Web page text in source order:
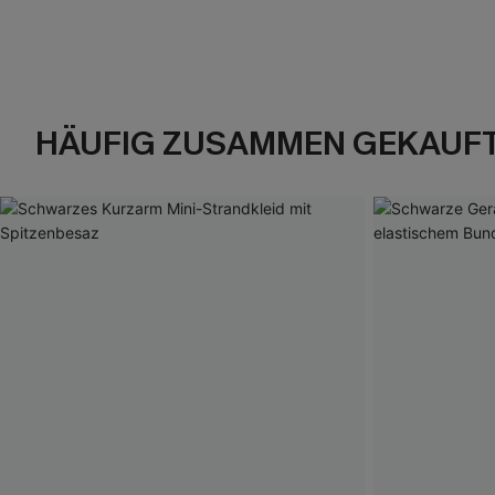
HÄUFIG ZUSAMMEN